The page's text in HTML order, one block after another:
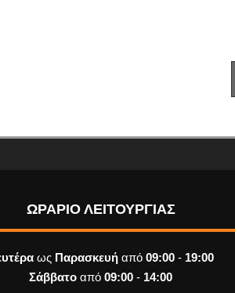
ΩΡΑΡΙΟ ΛΕΙΤΟΥΡΓΙΑΣ
ως Παρασκευή από09:00 - 19:00
Σάββατο από09:00 - 14:00